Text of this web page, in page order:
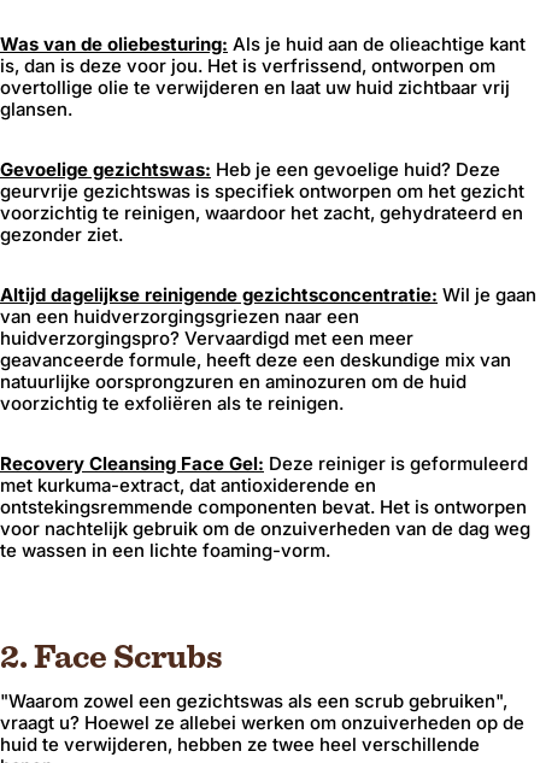
Was van de oliebesturing: Als je huid aan de olieachtige kant
is, dan is deze voor jou. Het is verfrissend, ontworpen om
overtollige olie te verwijderen en laat uw huid zichtbaar vrij
glansen.
Gevoelige gezichtswas: Heb je een gevoelige huid? Deze
geurvrije gezichtswas is specifiek ontworpen om het gezicht
voorzichtig te reinigen, waardoor het zacht, gehydrateerd en
gezonder ziet.
Altijd dagelijkse reinigende gezichtsconcentratie: Wil je gaan
van een huidverzorgingsgriezen naar een
huidverzorgingspro? Vervaardigd met een meer
geavanceerde formule, heeft deze een deskundige mix van
natuurlijke oorsprongzuren en aminozuren om de huid
voorzichtig te exfoliëren als te reinigen.
Recovery Cleansing Face Gel: Deze reiniger is geformuleerd
met kurkuma-extract, dat antioxiderende en
ontstekingsremmende componenten bevat. Het is ontworpen
voor nachtelijk gebruik om de onzuiverheden van de dag weg
te wassen in een lichte foaming-vorm.
2. Face Scrubs
"Waarom zowel een gezichtswas als een scrub gebruiken",
vraagt ​​u? Hoewel ze allebei werken om onzuiverheden op de
huid te verwijderen, hebben ze twee heel verschillende